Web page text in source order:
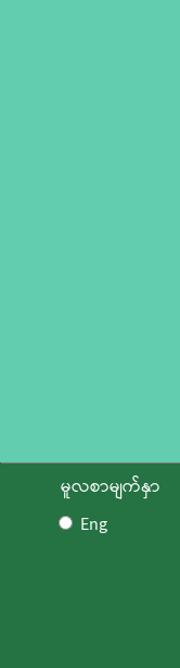
မူလစာမျက်နှာ
Eng